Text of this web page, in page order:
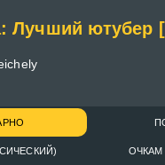
Лучший ютубер
ОЧКАМ